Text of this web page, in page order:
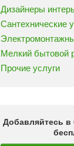
Дизайнеры
Сантехнические
Мелкий бытовой
Прочие услуги
Добавляйтесь в